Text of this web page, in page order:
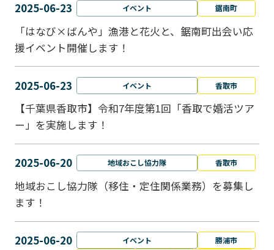
2025-06-23 イベント 鋸南町
「はなび×ばんや」漁港と花火と、鋸南町出会い応
援イベント開催します！
2025-06-23 イベント 香取市
【千葉県香取市】令和7年度第1回「香取で婚活ツア
ー」を実施します！
2025-06-20 地域おこし協力隊 香取市
地域おこし協力隊（移住・定住関係業務）を募集し
ます！
2025-06-20 イベント
勝浦市